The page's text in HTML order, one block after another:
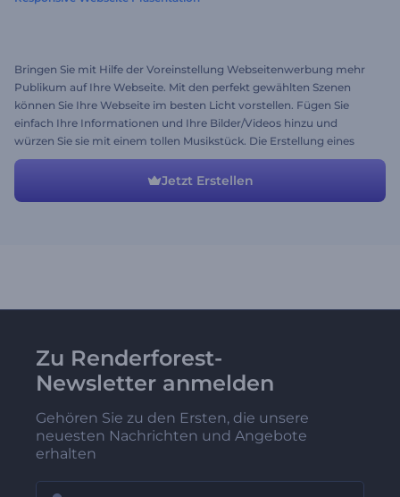
Bringen Sie mit Hilfe der Voreinstellung Webseitenwerbung mehr
Publikum auf Ihre Webseite. Mit den perfekt gewählten Szenen
können Sie Ihre Webseite im besten Licht vorstellen. Fügen Sie
einfach Ihre Informationen und Ihre Bilder/Videos hinzu und
würzen Sie sie mit einem tollen Musikstück. Die Erstellung eines
Werbevideos war noch nie so schnell und einfach. Testen Sie jetzt
Jetzt Erstellen
Zu Renderforest-
Newsletter anmelden
Gehören Sie zu den Ersten, die unsere
neuesten Nachrichten und Angebote
erhalten